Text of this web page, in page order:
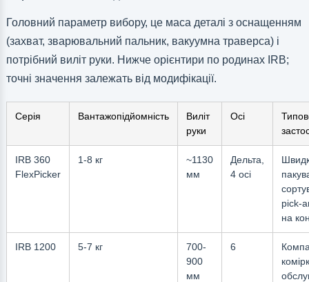
Головний параметр вибору, це маса деталі з оснащенням
(захват, зварювальний пальник, вакуумна траверса) і
потрібний виліт руки. Нижче орієнтири по родинах IRB;
точні значення залежать від модифікації.
Серія Вантажопідйомність
Виліт
руки
Осі
IRB 360
FlexPicker
1-8 кг
~1130
мм
Дельта,
4 осі
pick-
на
IRB 1200 5-7 кг
700-
900
мм
6